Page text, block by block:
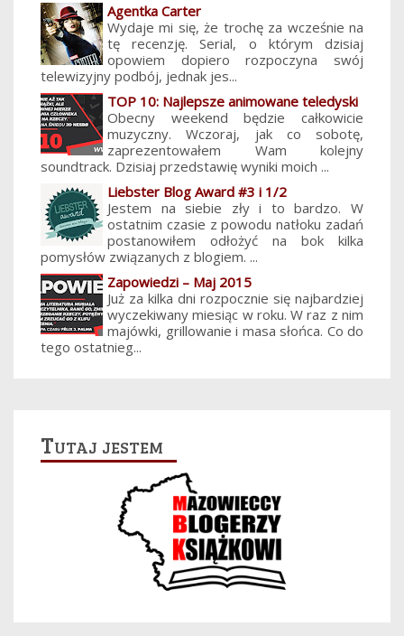
Agentka Carter
Wydaje mi się, że trochę za wcześnie na
tę recenzję. Serial, o którym dzisiaj
opowiem dopiero rozpoczyna swój
telewizyjny podbój, jednak jes...
TOP 10: Najlepsze animowane teledyski
Obecny weekend będzie całkowicie
muzyczny. Wczoraj, jak co sobotę,
zaprezentowałem Wam kolejny
soundtrack. Dzisiaj przedstawię wyniki moich ...
Liebster Blog Award #3 i 1/2
Jestem na siebie zły i to bardzo. W
ostatnim czasie z powodu natłoku zadań
postanowiłem odłożyć na bok kilka
pomysłów związanych z blogiem. ...
Zapowiedzi – Maj 2015
Już za kilka dni rozpocznie się najbardziej
wyczekiwany miesiąc w roku. W raz z nim
majówki, grillowanie i masa słońca. Co do
tego ostatnieg...
Tutaj jestem